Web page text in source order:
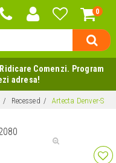
0
Comenzi. Program
adresa!
Recessed Artecta Denver-S